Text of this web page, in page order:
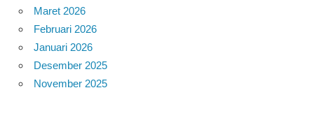
Maret 2026
Februari 2026
Januari 2026
Desember 2025
November 2025